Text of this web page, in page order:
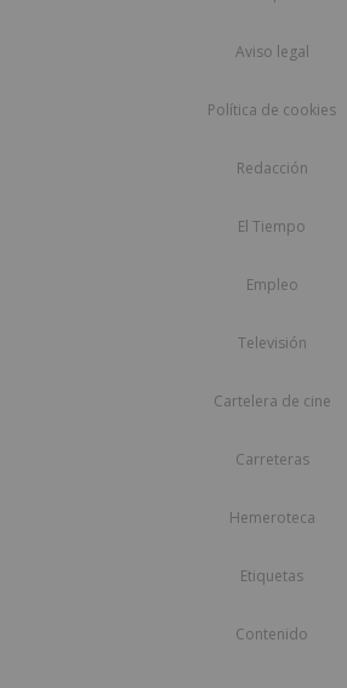
Aviso legal
Política de cookies
Redacción
El Tiempo
Empleo
Televisión
Cartelera de cine
Carreteras
Hemeroteca
Etiquetas
Contenido